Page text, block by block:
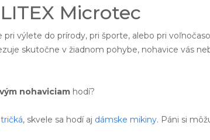
Microtec
pri výlete do prírody, pri športe, alebo pri
skutočne v žiadnom pohybe, nohavice vás
nohaviciam hodí?
, skvele sa hodí aj dámske mikiny. Páni si